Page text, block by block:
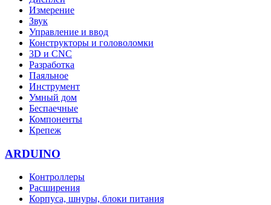
Измерение
Звук
Управление и ввод
Конструкторы и головоломки
3D и CNC
Разработка
Паяльное
Инструмент
Умный дом
Беспаечные
Компоненты
Крепеж
ARDUINO
Контроллеры
Расширения
Корпуса, шнуры, блоки питания